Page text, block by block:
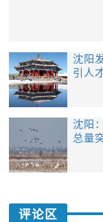
沈阳
引人
沈阳
总量
评论区